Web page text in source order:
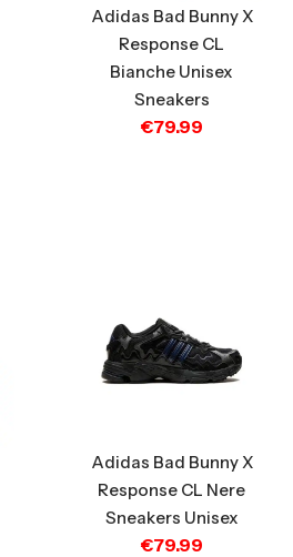
Adidas Bad Bunny X
Response CL
Bianche Unisex
Sneakers
€79.99
Adidas Bad Bunny X
Response CL Nere
Sneakers Unisex
€79.99